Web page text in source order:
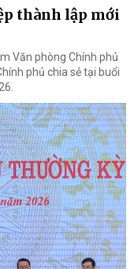
thành lập mới
Văn phòng Chính phủ
phủ chia sẻ tại buổi